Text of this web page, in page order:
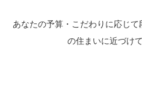
あなたの予算・こだわりに応じ
の住まいに近づけ